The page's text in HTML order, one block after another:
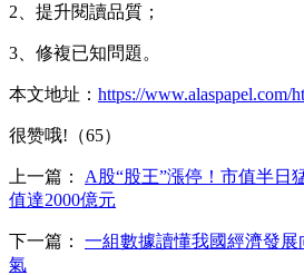
2、提升閱讀品質；
3、修複已知問題。
本文地址： https://www.alaspapel.com/
很赞哦!（65）
上一篇： A股“股王”漲停！市值半日
值達2000億元
下一篇： 一組數據讀懂我國經濟發
氣